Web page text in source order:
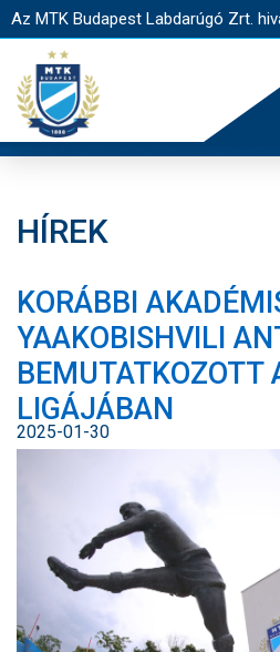
Az MTK Budapest Labdarúgó Zrt.
JEGYÉRTÉKESÍTÉS
EGYESÜLET
HÍREK
KLUB
HÍREK
KORÁBBI
YAAKOBISHVILI
BEMUTATKOZOTT
LIGÁJÁBAN
2025-01-30